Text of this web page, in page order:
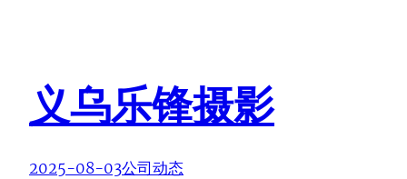
义乌乐锋摄影
2025-08-03公司动态